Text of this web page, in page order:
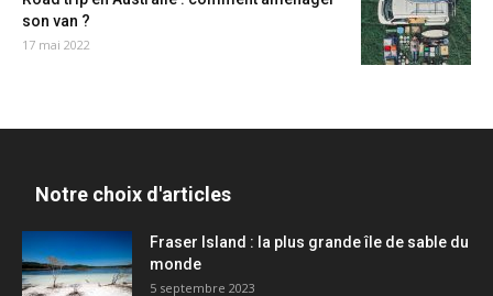
son van ?
17 mai 2022
Notre choix d'articles
Fraser Island : la plus grande île de sable du
monde
5 septembre 2023